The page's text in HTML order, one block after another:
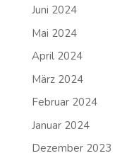
Juni 2024
Mai 2024
April 2024
März 2024
Februar 2024
Januar 2024
Dezember 2023